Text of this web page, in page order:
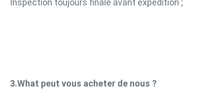
Inspection toujours finale avant expédition ;
3.What peut vous acheter de nous ?